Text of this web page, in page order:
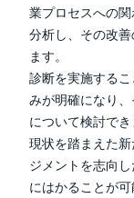
業プロセスへの
分析し、その改
ます。
診断を実施する
みが明確になり
について検討でき
現状を踏まえた
ジメントを志向
にはかることが可